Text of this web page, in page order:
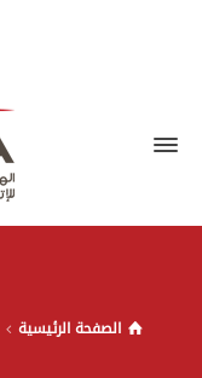
الصفحة الرئيسية